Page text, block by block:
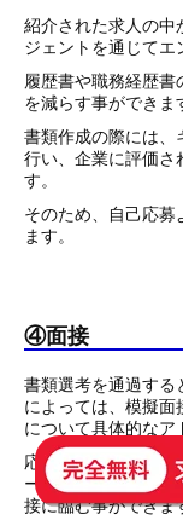
紹介された求人の中
ジェントを通じてエ
履歴書や職務経歴書
を減らす事ができま
書類作成の際には、
行い、企業に評価さ
す。
そのため、自己応募
ます。
④
書類選考を通過する
によっては、模擬面
について具体的なア
応募先企業の特徴や
ートしてくれるた
接に臨む事ができま